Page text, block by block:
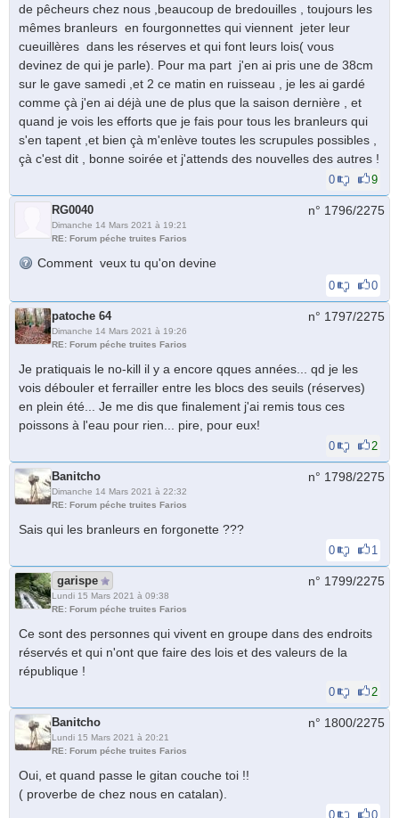
de pêcheurs chez nous ,beaucoup de bredouilles , toujours les
mêmes branleurs en fourgonnettes qui viennent jeter leur
cueuillères dans les réserves et qui font leurs lois( vous
devinez de qui je parle). Pour ma part j'en ai pris une de 38cm
sur le gave samedi ,et 2 ce matin en ruisseau , je les ai gardé
comme çà j'en ai déjà une de plus que la saison dernière , et
quand je vois les efforts que je fais pour tous les branleurs qui
s'en tapent ,et bien çà m'enlève toutes les scrupules possibles ,
çà c'est dit , bonne soirée et j'attends des nouvelles des autres !
0 9
RG0040
Dimanche 14 Mars 2021 à 19:21
RE: Forum péche truites Farios
n° 1796/2275
Comment veux tu qu'on devine
0 0
patoche 64
Dimanche 14 Mars 2021 à 19:26
RE: Forum péche truites Farios
n° 1797/2275
Je pratiquais le no-kill il y a encore qques années... qd je les
vois débouler et ferrailler entre les blocs des seuils (réserves)
en plein été... Je me dis que finalement j'ai remis tous ces
poissons à l'eau pour rien... pire, pour eux!
0 2
Banitcho
Dimanche 14 Mars 2021 à 22:32
RE: Forum péche truites Farios
n° 1798/2275
Sais qui les branleurs en forgonette ???
0 1
garispe
Lundi 15 Mars 2021 à 09:38
RE: Forum péche truites Farios
n° 1799/2275
Ce sont des personnes qui vivent en groupe dans des endroits
réservés et qui n'ont que faire des lois et des valeurs de la
république !
0 2
Banitcho
Lundi 15 Mars 2021 à 20:21
RE: Forum péche truites Farios
n° 1800/2275
Oui, et quand passe le gitan couche toi !!
( proverbe de chez nous en catalan).
0 0